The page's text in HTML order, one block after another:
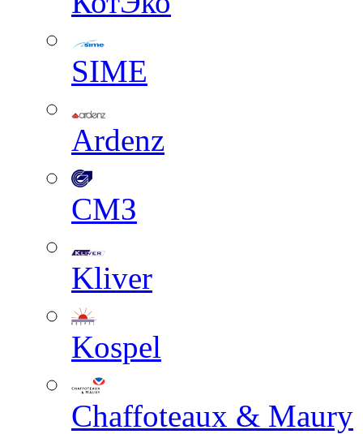
SIME
Ardenz
СМЗ
Kliver
Kospel
Chaffoteaux & Maury